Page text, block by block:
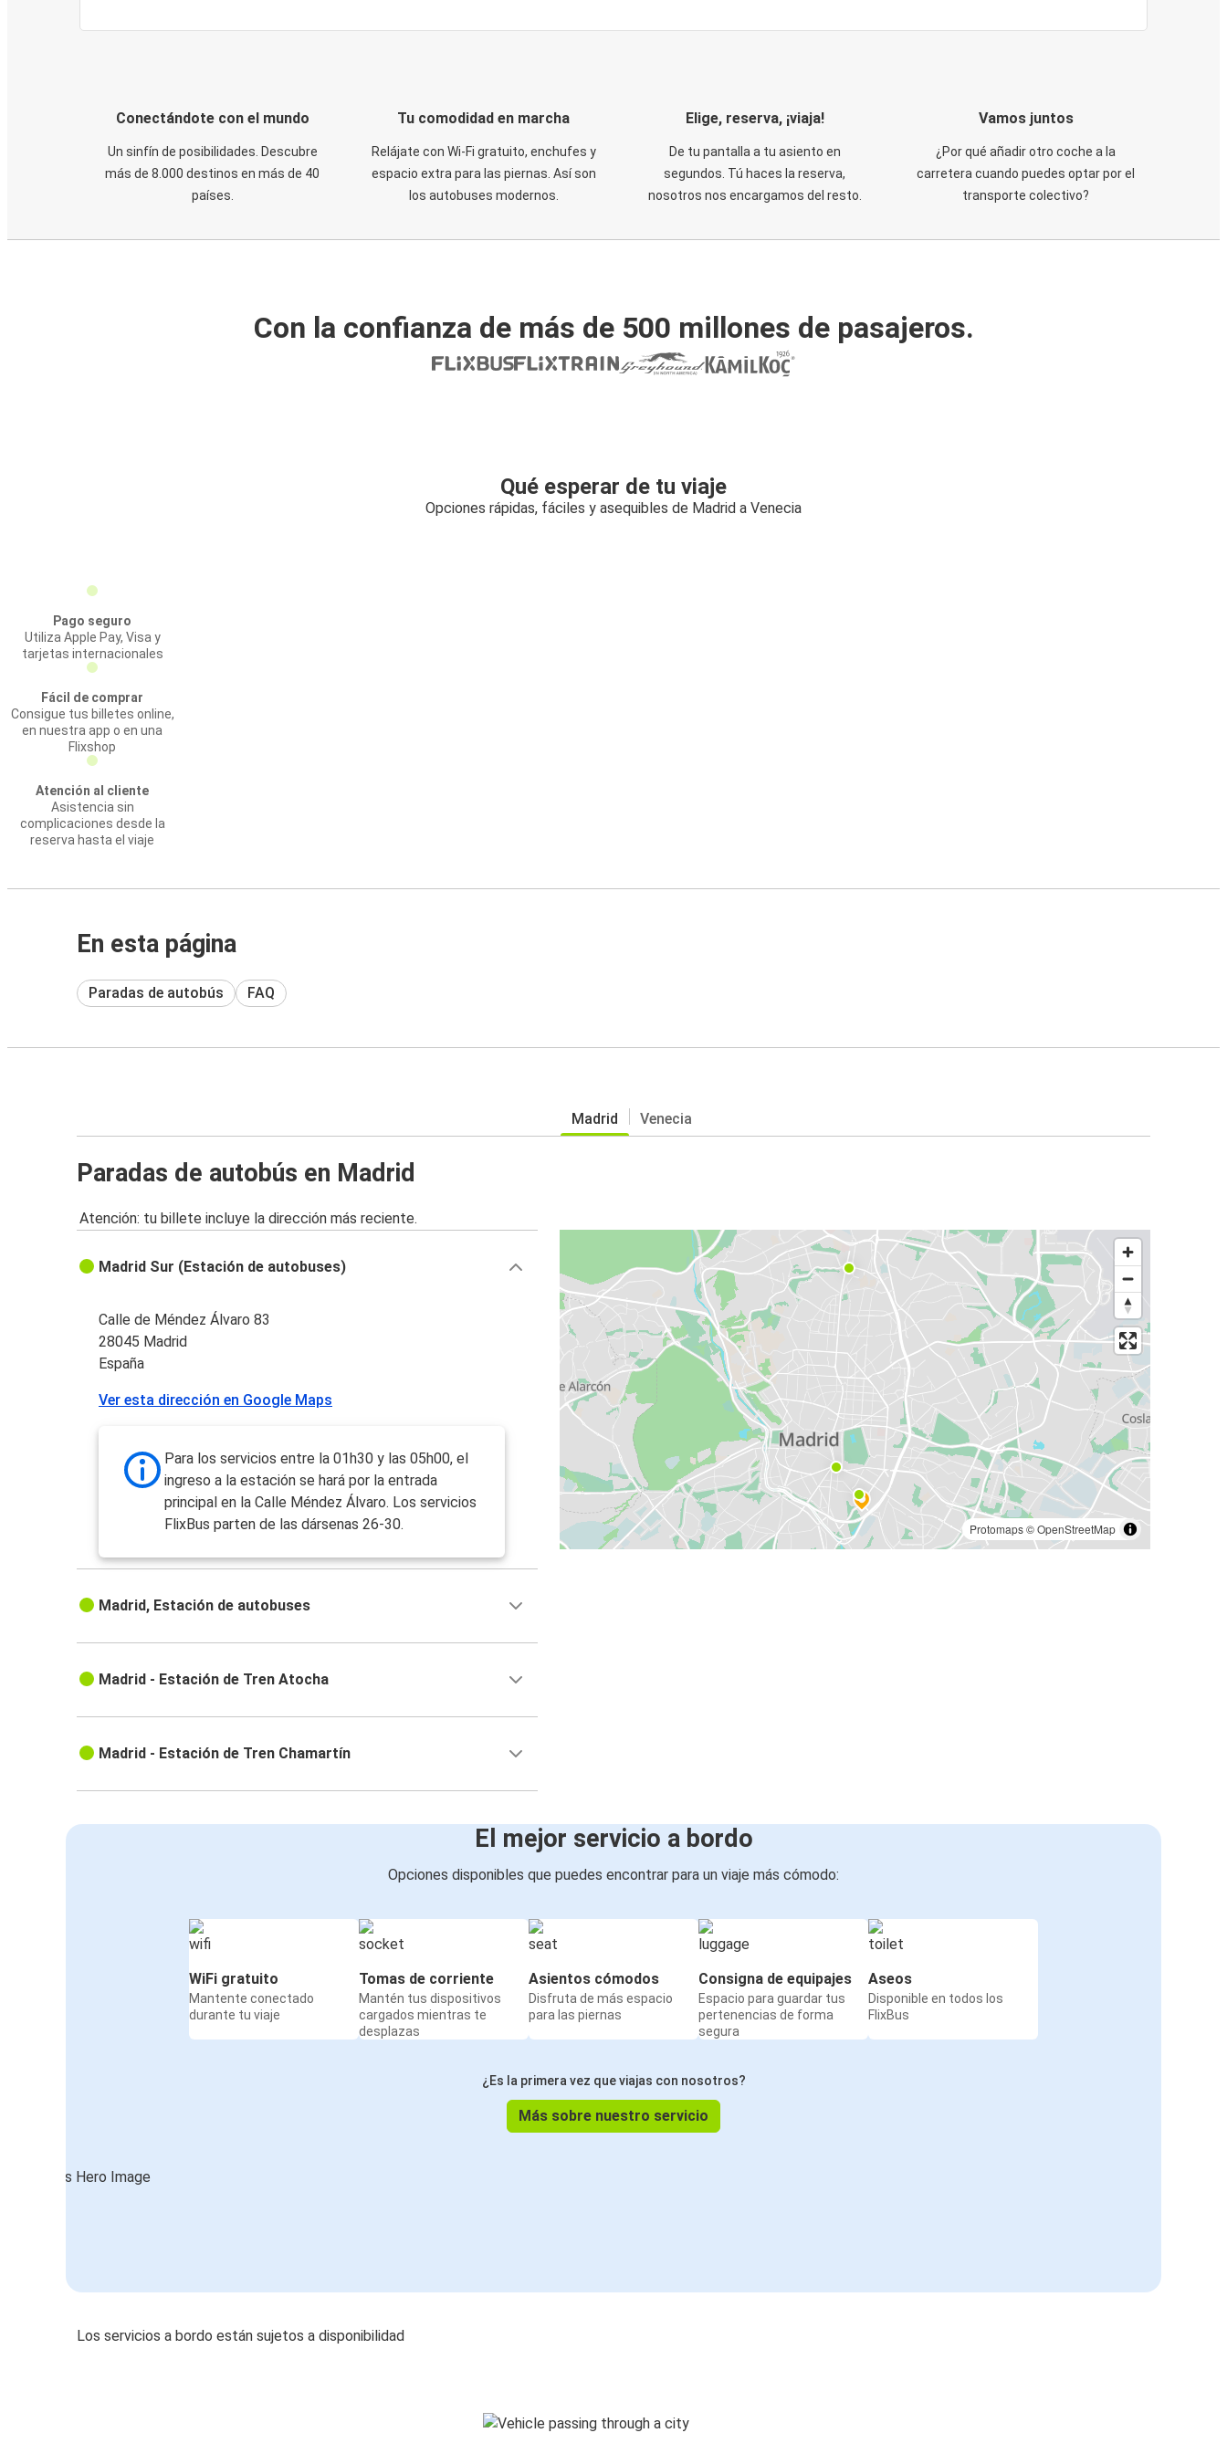
Conectándote con el mundo
Un sinfín de posibilidades. Descubre
más de 8.000 destinos en más de 40
países.
Tu comodidad en marcha
Relájate con Wi-Fi gratuito, enchufes y
espacio extra para las piernas. Así son
los autobuses modernos.
Elige, reserva, ¡viaja!
De tu pantalla a tu asiento en
segundos. Tú haces la reserva,
nosotros nos encargamos del resto.
Vamos juntos
¿Por qué añadir otro coche a la
carretera cuando puedes optar por el
transporte colectivo?
Con la confianza de más de 500 millones de pasajeros.
Qué esperar de tu viaje
Opciones rápidas, fáciles y asequibles de Madrid a Venecia
Pago seguro
Utiliza Apple Pay, Visa y
tarjetas internacionales
Fácil de comprar
Consigue tus billetes online,
en nuestra app o en una
Flixshop
Atención al cliente
Asistencia sin
complicaciones desde la
reserva hasta el viaje
En esta página
Paradas de autobús FAQ
Madrid Venecia
Paradas de autobús en Madrid
Atención: tu billete incluye la dirección más reciente.
Protomaps©OpenStreetMap
Madrid Sur (Estación de autobuses)
Calle de Méndez Álvaro 83
28045 Madrid
España
Ver esta dirección en Google Maps
Para los servicios entre la 01h30 y las 05h00, el
ingreso a la estación se hará por la entrada
principal en la Calle Méndez Álvaro. Los servicios
FlixBus parten de las dársenas 26-30.
Madrid, Estación de autobuses
Madrid - Estación de Tren Atocha
Madrid - Estación de Tren Chamartín
El mejor servicio a bordo
Opciones disponibles que puedes encontrar para un viaje más cómodo:
WiFi gratuito
Mantente conectado
durante tu viaje
Tomas de corriente
Mantén tus dispositivos
cargados mientras te
desplazas
Asientos cómodos
Disfruta de más espacio
para las piernas
Consigna de equipajes
Espacio para guardar tus
pertenencias de forma
segura
Aseos
Disponible en todos los
FlixBus
¿Es la primera vez que viajas con nosotros?
Más sobre nuestro servicio
Los servicios a bordo están sujetos a disponibilidad